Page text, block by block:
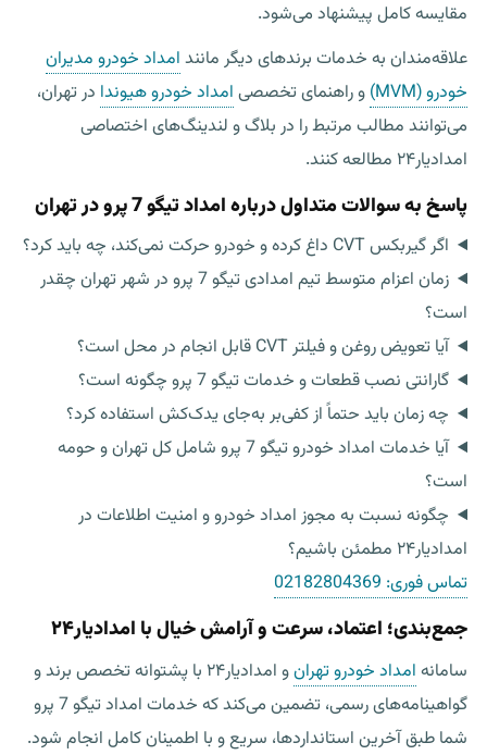
مقایسه کامل پیشنهاد می‌شود.
علاقه‌مندان به خدمات برندهای دیگر مانند امداد خودرو مدیران
خودرو (MVM)
و راهنمای تخصصی امداد خودرو هیوندا در تهران،
می‌توانند مطالب مرتبط را در بلاگ و لندینگ‌های اختصاصی
امدادیار۲۴ مطالعه کنند.
پاسخ به سوالات متداول درباره امداد تیگو 7 پرو در تهران
اگر گیربکس CVT داغ کرده و خودرو حرکت نمی‌کند، چه باید کرد؟
زمان اعزام متوسط تیم امدادی تیگو 7 پرو در شهر تهران چقدر
است؟
آیا تعویض روغن و فیلتر CVT قابل انجام در محل است؟
گارانتی نصب قطعات و خدمات تیگو 7 پرو چگونه است؟
چه زمان باید حتماً از کفی‌بر به‌جای یدک‌کش استفاده کرد؟
آیا خدمات امداد خودرو تیگو 7 پرو شامل کل تهران و حومه
است؟
چگونه نسبت به مجوز امداد خودرو و امنیت اطلاعات در
امدادیار۲۴ مطمئن باشیم؟
تماس فوری: 02182804369
جمع‌بندی؛ اعتماد، سرعت و آرامش خیال با امدادیار۲۴
سامانه امداد خودرو تهران
و امدادیار۲۴ با پشتوانه تخصص برند و
گواهینامه‌های رسمی، تضمین می‌کند که خدمات امداد تیگو 7 پرو
شما طبق آخرین استانداردها، سریع و با اطمینان کامل انجام شود.